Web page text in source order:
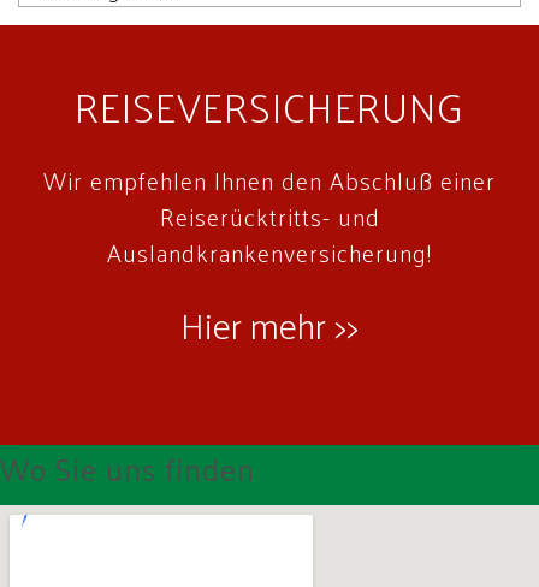
REISEVERSICHERUNG
Wir empfehlen Ihnen den Abschluß einer
Reiserücktritts- und
Auslandkrankenversicherung!
Hier mehr >>
Wo Sie uns finden